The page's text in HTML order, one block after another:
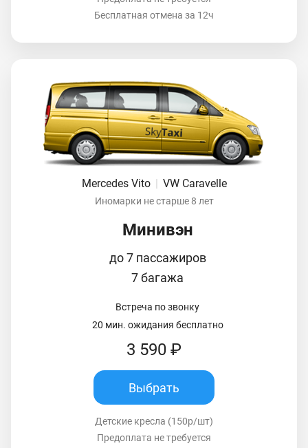
Бесплатная отмена за 12ч
Mercedes Vito VW Caravelle
Иномарки не старше 8 лет
Минивэн
до 7 пассажиров
7 багажа
Встреча по звонку
20 мин. ожидания бесплатно
3 590 ₽
Выбрать
Детские кресла (150р/шт)
Предоплата не требуется